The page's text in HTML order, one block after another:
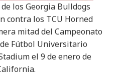
los Georgia Bulldogs
contra los TCU Horned
mitad del Campeonato
Fútbol Universitario
el 9 de enero de